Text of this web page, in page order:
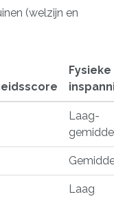
(welzijn en
Fysieke
Laag-
Laag